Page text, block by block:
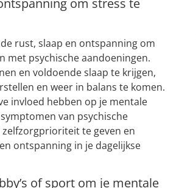
rust, slaap en ontspanning om
met psychische aandoeningen.
en voldoende slaap te krijgen,
en weer in balans te komen.
invloed hebben op je mentale
van psychische
te geven en
ontspanning in je dagelijkse
of sport om je mentale